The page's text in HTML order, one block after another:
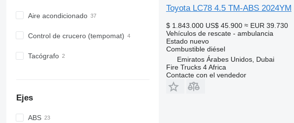
Aire acondicionado
Control de crucero (tempomat)
Tacógrafo
Ejes
ABS
Toyota LC78 4.5 TM-ABS 2024YM
$ 1.843.000 US$ 45.900 ≈ EUR 39.730
Vehículos de rescate - ambulancia
Estadonuevo
Combustible diésel
Emiratos Árabes Unidos, Dubai
Fire Trucks 4 Africa
Contacte con el vendedor